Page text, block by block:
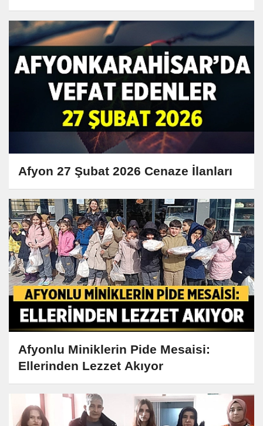
Afyon 27 Şubat 2026 Cenaze İlanları
Afyonlu Miniklerin Pide Mesaisi:
Ellerinden Lezzet Akıyor